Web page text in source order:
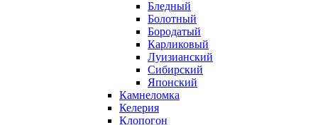
Бледный
Болотный
Бородатый
Карликовый
Луизианский
Сибирский
Японский
Камнеломка
Келерия
Клопогон